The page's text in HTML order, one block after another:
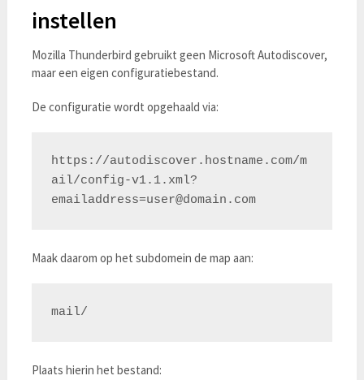
instellen
Mozilla Thunderbird gebruikt geen Microsoft Autodiscover,
maar een eigen configuratiebestand.
De configuratie wordt opgehaald via:
https://autodiscover.hostname.com/m
ail/config-v1.1.xml?
emailaddress=user@domain.com
Maak daarom op het subdomein de map aan:
Plaats hierin het bestand: